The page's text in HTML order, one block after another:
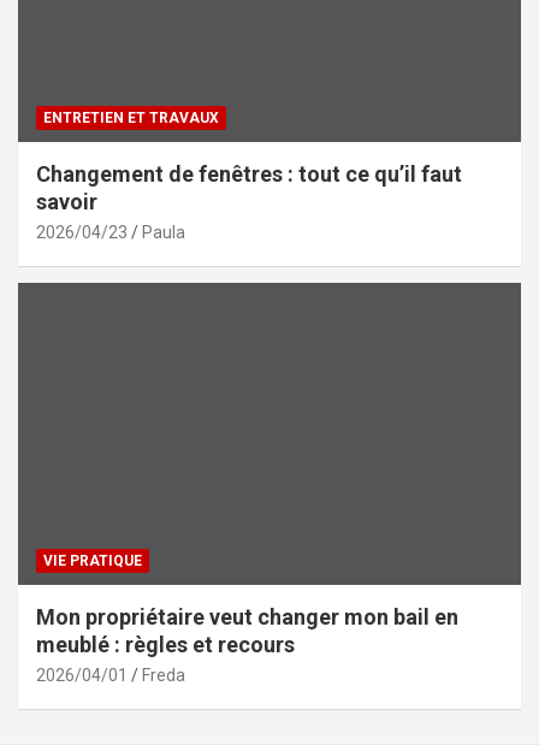
ENTRETIEN ET TRAVAUX
Changement de fenêtres : tout ce qu’il faut
savoir
2026/04/23 Paula
VIE PRATIQUE
Mon propriétaire veut changer mon bail en
meublé : règles et recours
2026/04/01 Freda